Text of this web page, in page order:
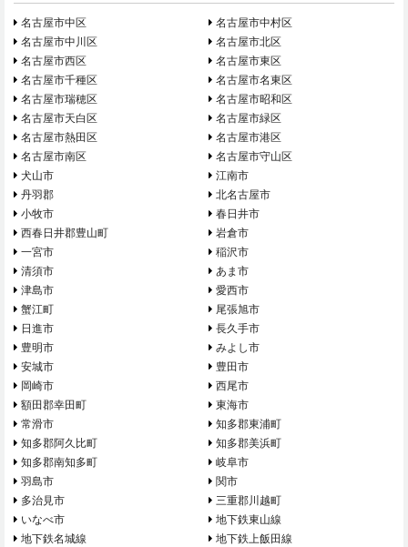
名古屋市中区
名古屋市中村区
名古屋市中川区
名古屋市北区
名古屋市西区
名古屋市東区
名古屋市千種区
名古屋市名東区
名古屋市瑞穂区
名古屋市昭和区
名古屋市天白区
名古屋市緑区
名古屋市熱田区
名古屋市港区
名古屋市南区
名古屋市守山区
犬山市
江南市
丹羽郡
北名古屋市
小牧市
春日井市
西春日井郡豊山町
岩倉市
一宮市
稲沢市
清須市
あま市
津島市
愛西市
蟹江町
尾張旭市
日進市
長久手市
豊明市
みよし市
安城市
豊田市
岡崎市
西尾市
額田郡幸田町
東海市
常滑市
知多郡東浦町
知多郡阿久比町
知多郡美浜町
知多郡南知多町
岐阜市
羽島市
関市
多治見市
三重郡川越町
いなべ市
地下鉄東山線
地下鉄名城線
地下鉄上飯田線